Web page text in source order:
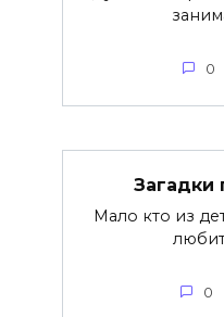
0
Загадки
Мало кто из
0